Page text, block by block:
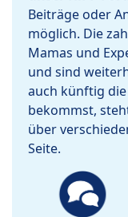
Beiträge oder
möglich. Die
Mamas und
und sind
auch künftig
bekommst,
über
Seite.